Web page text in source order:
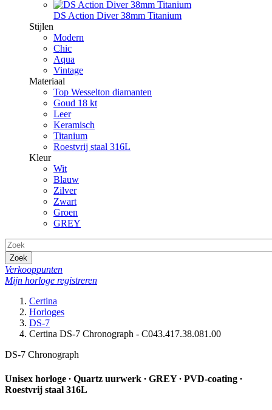
DS Action Diver 38mm Titanium
Stijlen
Modern
Chic
Aqua
Vintage
Materiaal
Top Wesselton diamanten
Goud 18 kt
Leer
Keramisch
Titanium
Roestvrij staal 316L
Kleur
Wit
Blauw
Zilver
Zwart
Groen
GREY
Zoek
Verkooppunten
Mijn horloge registreren
Certina
Horloges
DS-7
Certina DS-7 Chronograph - C043.417.38.081.00
DS-7 Chronograph
Unisex horloge ∙ Quartz uurwerk ∙ GREY ∙ PVD-coating ∙
Roestvrij staal 316L